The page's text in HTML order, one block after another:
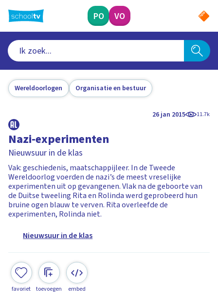
naar
hoofdinhoud
PO VO
Wereldoorlogen Organisatie en bestuur
26 jan 2015 11.7k
Nazi-experimenten
Nieuwsuur in de klas
Vak: geschiedenis, maatschappijleer. In de Tweede
Wereldoorlog voerden de nazi’s de meest vreselijke
experimenten uit op gevangenen. Vlak na de geboorte van
de Duitse tweeling Rita en Rolinda werd geprobeerd hun
bruine ogen blauw te verven. Rita overleefde de
experimenten, Rolinda niet.
Nieuwsuur in de klas
favoriet toevoegen embed